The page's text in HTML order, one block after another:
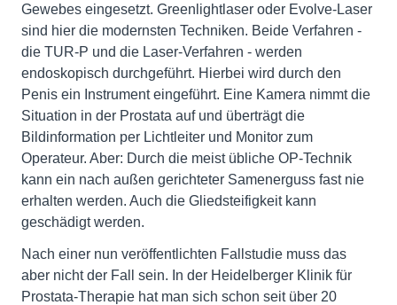
Gewebes eingesetzt. Greenlightlaser oder Evolve-Laser
sind hier die modernsten Techniken. Beide Verfahren -
die TUR-P und die Laser-Verfahren - werden
endoskopisch durchgeführt. Hierbei wird durch den
Penis ein Instrument eingeführt. Eine Kamera nimmt die
Situation in der Prostata auf und überträgt die
Bildinformation per Lichtleiter und Monitor zum
Operateur. Aber: Durch die meist übliche OP-Technik
kann ein nach außen gerichteter Samenerguss fast nie
erhalten werden. Auch die Gliedsteifigkeit kann
geschädigt werden.
Nach einer nun veröffentlichten Fallstudie muss das
aber nicht der Fall sein. In der Heidelberger Klinik für
Prostata-Therapie hat man sich schon seit über 20